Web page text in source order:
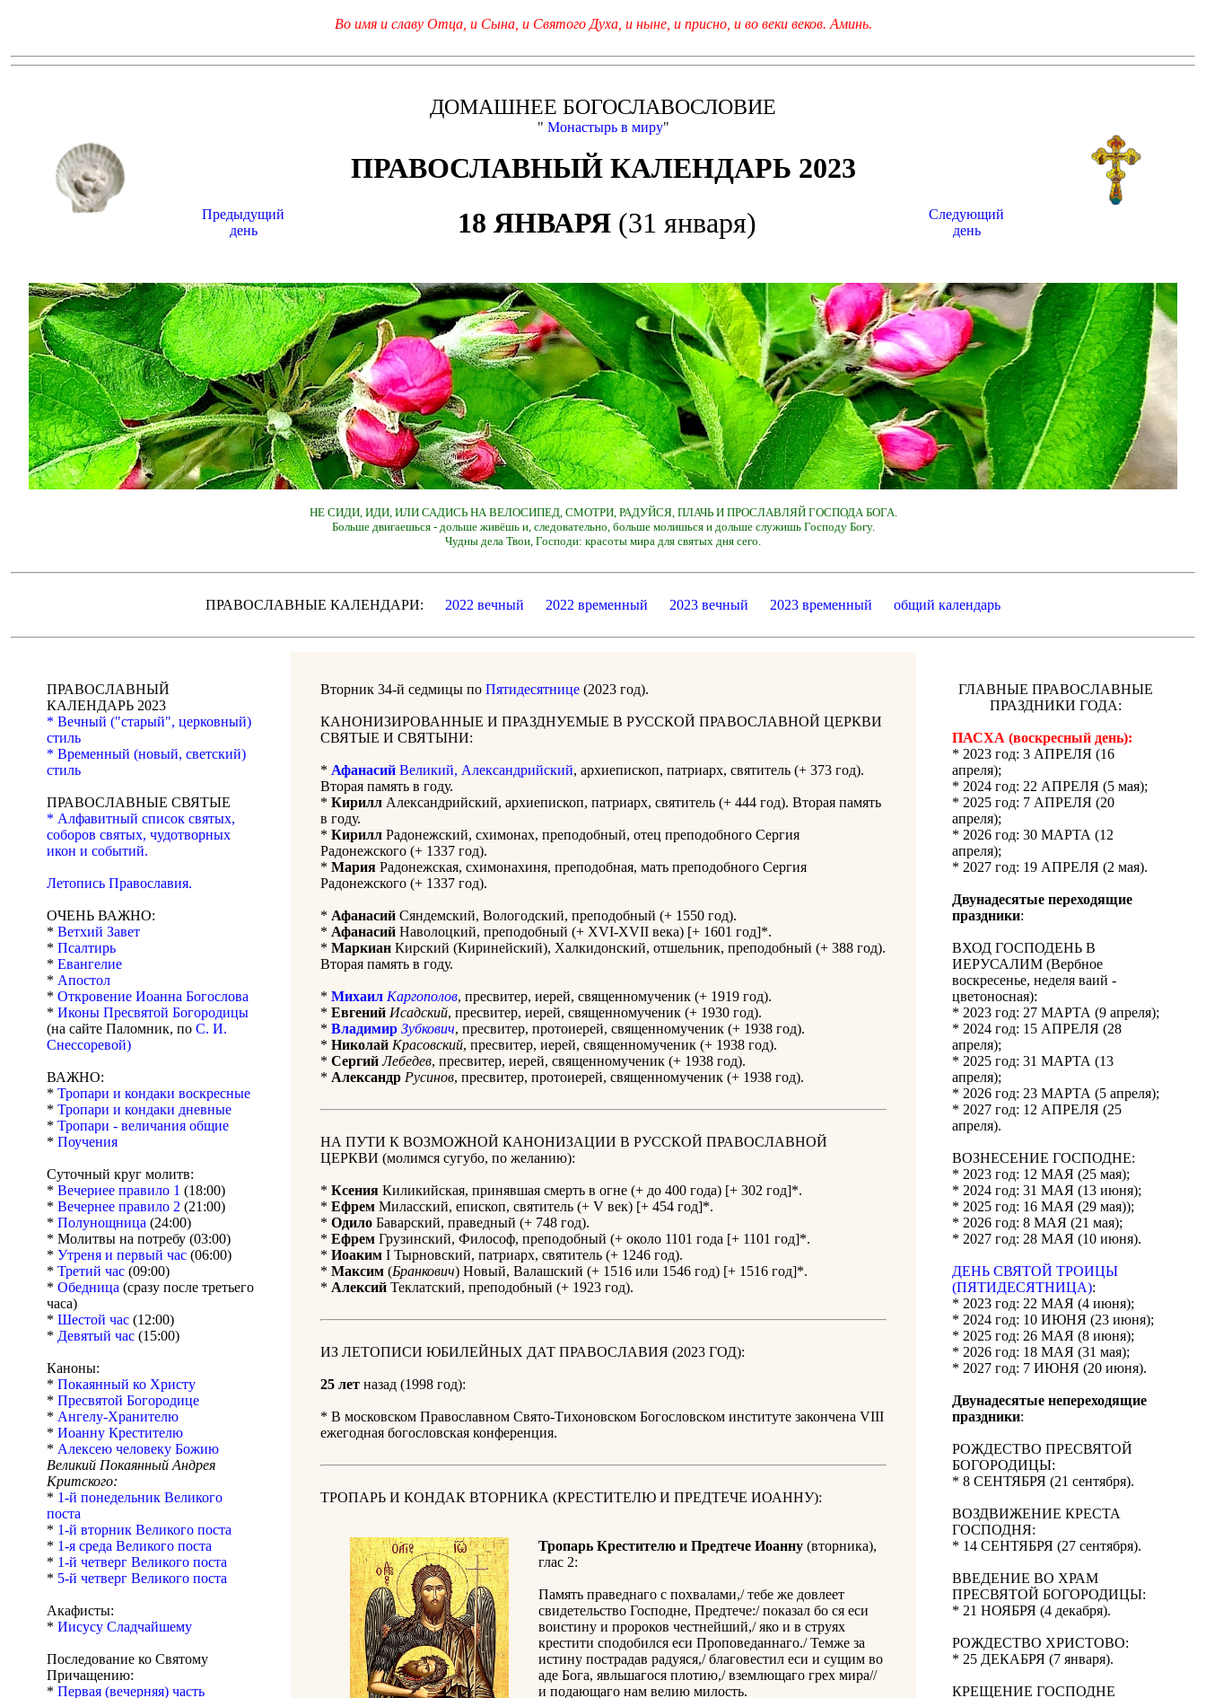
Во имя и славу Отца, и Сына, и Святого Духа, и ныне, и присно, и во веки веков. Аминь.
ДОМАШНЕЕ БОГОСЛАВОСЛОВИЕ
" Монастырь в миру"
ПРАВОСЛАВНЫЙ КАЛЕНДАРЬ 2023
Предыдущий
день
18 ЯНВАРЯ(31 января)
Следующий
день
НЕ СИДИ, ИДИ, ИЛИ САДИСЬ НА ВЕЛОСИПЕД, СМОТРИ, РАДУЙСЯ, ПЛАЧЬ И ПРОСЛАВЛЯЙ ГОСПОДА БОГА.
Больше двигаешься - дольше живёшь и, следовательно, больше молишься и дольше служишь Господу Богу.
Чудны дела Твои, Господи: красоты мира для святых дня сего.
ПРАВОСЛАВНЫЕ КАЛЕНДАРИ: 2022 вечный 2022 временный 2023 вечный 2023 временный общий календарь
ПРАВОСЛАВНЫЙ
КАЛЕНДАРЬ 2023
* Вечный ("старый", церковный)
стиль
* Временный (новый, светский)
стиль
ПРАВОСЛАВНЫЕ СВЯТЫЕ
* Алфавитный список святых,
соборов святых, чудотворных
икон и событий.
Летопись Православия.
ОЧЕНЬ ВАЖНО:
* Ветхий Завет
* Псалтирь
* Евангелие
* Апостол
* Откровение Иоанна Богослова
* Иконы Пресвятой Богородицы
(на сайте Паломник, по С. И.
Снессоревой)
ВАЖНО:
* Тропари и кондаки воскресные
* Тропари и кондаки дневные
* Тропари - величания общие
* Поучения
Суточный круг молитв:
* Вечериее правило 1 (18:00)
* Вечернее правило 2 (21:00)
* Полунощница (24:00)
* Молитвы на потребу (03:00)
* Утреня и первый час (06:00)
* Третий час (09:00)
* Обедница (сразу после третьего
часа)
* Шестой час (12:00)
* Девятый час (15:00)
Каноны:
* Покаянный ко Христу
* Пресвятой Богородице
* Ангелу-Хранителю
* Иоанну Крестителю
* Алексею человеку Божию
Великий Покаянный Андрея
Критского:
* 1-й понедельник Великого
поста
* 1-й вторник Великого поста
* 1-я среда Великого поста
* 1-й четверг Великого поста
* 5-й четверг Великого поста
Акафисты:
* Иисусу Сладчайшему
Последование ко Святому
Причащению:
* Первая (вечерняя) часть
Вторник 34-й седмицы по Пятидесятнице (2023 год).
КАНОНИЗИРОВАННЫЕ И ПРАЗДНУЕМЫЕ В РУССКОЙ ПРАВОСЛАВНОЙ ЦЕРКВИ
СВЯТЫЕ И СВЯТЫНИ:
* Афанасий Великий, Александрийский, архиепископ, патриарх, святитель (+ 373 год).
Вторая память в году.
* Кирилл Александрийский, архиепископ, патриарх, святитель (+ 444 год). Вторая память
в году.
* Кирилл Радонежский, схимонах, преподобный, отец преподобного Сергия
Радонежского (+ 1337 год).
* Мария Радонежская, схимонахиня, преподобная, мать преподобного Сергия
Радонежского (+ 1337 год).
* Афанасий Сяндемский, Вологодский, преподобный (+ 1550 год).
* Афанасий Наволоцкий, преподобный (+ XVI-XVII века) [+ 1601 год]*.
* Маркиан Кирский (Киринейский), Халкидонский, отшельник, преподобный (+ 388 год).
Вторая память в году.
* Михаил Каргополов, пресвитер, иерей, священномученик (+ 1919 год).
* Евгений Исадский, пресвитер, иерей, священномученик (+ 1930 год).
* Владимир Зубкович, пресвитер, протоиерей, священномученик (+ 1938 год).
* Николай Красовский, пресвитер, иерей, священномученик (+ 1938 год).
* Сергий Лебедев, пресвитер, иерей, священномученик (+ 1938 год).
* Александр Русинов, пресвитер, протоиерей, священномученик (+ 1938 год).
НА ПУТИ К ВОЗМОЖНОЙ КАНОНИЗАЦИИ В РУССКОЙ ПРАВОСЛАВНОЙ
ЦЕРКВИ (молимся сугубо, по желанию):
* Ксения Киликийская, принявшая смерть в огне (+ до 400 года) [+ 302 год]*.
* Ефрем Миласский, епископ, святитель (+ V век) [+ 454 год]*.
* Одило Баварский, праведный (+ 748 год).
* Ефрем Грузинский, Философ, преподобный (+ около 1101 года [+ 1101 год]*.
* Иоаким I Тырновский, патриарх, святитель (+ 1246 год).
* Максим (Бранкович) Новый, Валашский (+ 1516 или 1546 год) [+ 1516 год]*.
* Алексий Теклатский, преподобный (+ 1923 год).
ИЗ ЛЕТОПИСИ ЮБИЛЕЙНЫХ ДАТ ПРАВОСЛАВИЯ (2023 ГОД):
25 лет назад (1998 год):
* В московском Православном Свято-Тихоновском Богословском институте закончена VIII
ежегодная богословская конференция.
ТРОПАРЬ И КОНДАК ВТОРНИКА (КРЕСТИТЕЛЮ И ПРЕДТЕЧЕ ИОАННУ):
Тропарь Крестителю и Предтече Иоанну (вторника),
глас 2:
Память праведнаго с похвалами,/ тебе же довлеет
свидетельство Господне, Предтече:/ показал бо ся еси
воистину и пророков честнейший,/ яко и в струях
крестити сподобился еси Проповеданнаго./ Темже за
истину пострадав радуяся,/ благовестил еси и сущим во
аде Бога, явльшагося плотию,/ вземлющаго грех мира//
и подающаго нам велию милость.
ГЛАВНЫЕ ПРАВОСЛАВНЫЕ
ПРАЗДНИКИ ГОДА:
ПАСХА (воскресный день):
* 2023 год: 3 АПРЕЛЯ (16
апреля);
* 2024 год: 22 АПРЕЛЯ (5 мая);
* 2025 год: 7 АПРЕЛЯ (20
апреля);
* 2026 год: 30 МАРТА (12
апреля);
* 2027 год: 19 АПРЕЛЯ (2 мая).
Двунадесятые переходящие
праздники:
ВХОД ГОСПОДЕНЬ В
ИЕРУСАЛИМ (Вербное
воскресенье, неделя ваий -
цветоносная):
* 2023 год: 27 МАРТА (9 апреля);
* 2024 год: 15 АПРЕЛЯ (28
апреля);
* 2025 год: 31 МАРТА (13
апреля);
* 2026 год: 23 МАРТА (5 апреля);
* 2027 год: 12 АПРЕЛЯ (25
апреля).
ВОЗНЕСЕНИЕ ГОСПОДНЕ:
* 2023 год: 12 МАЯ (25 мая);
* 2024 год: 31 МАЯ (13 июня);
* 2025 год: 16 МАЯ (29 мая));
* 2026 год: 8 МАЯ (21 мая);
* 2027 год: 28 МАЯ (10 июня).
ДЕНЬ СВЯТОЙ ТРОИЦЫ
(ПЯТИДЕСЯТНИЦА):
* 2023 год: 22 МАЯ (4 июня);
* 2024 год: 10 ИЮНЯ (23 июня);
* 2025 год: 26 МАЯ (8 июня);
* 2026 год: 18 МАЯ (31 мая);
* 2027 год: 7 ИЮНЯ (20 июня).
Двунадесятые непереходящие
праздники:
РОЖДЕСТВО ПРЕСВЯТОЙ
БОГОРОДИЦЫ:
* 8 СЕНТЯБРЯ (21 сентября).
ВОЗДВИЖЕНИЕ КРЕСТА
ГОСПОДНЯ:
* 14 СЕНТЯБРЯ (27 сентября).
ВВЕДЕНИЕ ВО ХРАМ
ПРЕСВЯТОЙ БОГОРОДИЦЫ:
* 21 НОЯБРЯ (4 декабря).
РОЖДЕСТВО ХРИСТОВО:
* 25 ДЕКАБРЯ (7 января).
КРЕЩЕНИЕ ГОСПОДНЕ